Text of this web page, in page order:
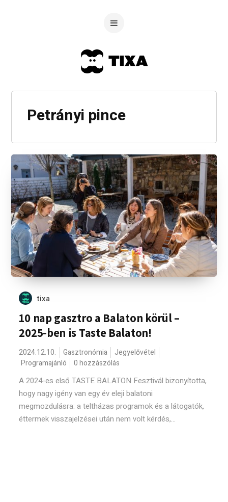
Petrányi pince
tixa
10 nap gasztro a Balaton körül –
2025-ben is Taste Balaton!
2024.12.10. Gasztronómia
Jegyelővétel
Programajánló
0 hozzászólás
A 2024-es első TASTE BALATON Fesztivál bizonyította,
hogy nagy igény van egy év eleji balatoni
megmozdulásra: a teltházas programok és a látogatók,
éttermek visszajelzései után nem volt kérdés,...